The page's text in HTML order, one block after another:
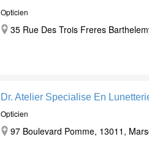
Opticien
35 Rue Des Trois Freres
Dr. Atelier Specialise En
Opticien
97 Boulevard Pomme, 13011,